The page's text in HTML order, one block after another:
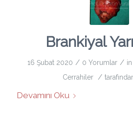
Brankiyal
16 Şubat 2020 / 0 Yorumlar / in
Cerrahiler /
Devamını Oku